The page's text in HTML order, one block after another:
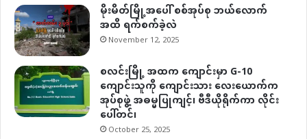
မိုးမိတ်မြို့အပေါ် စစ်အုပ်စု ဘယ်လောက်
အထိ ရက်စက်ခဲ့လဲ
November 12, 2025
စလင်းမြို့ အထက ကျောင်းမှာ G-10
ကျောင်းသူကို ကျောင်းသား လေးယောက်က
အုပ်စုဖွဲ့ အဓမ္မပြုကျင့်၊ ဗီဒီယိုရိုက်ကာ လိုင်း
ပေါ်တင်၊
October 25, 2025